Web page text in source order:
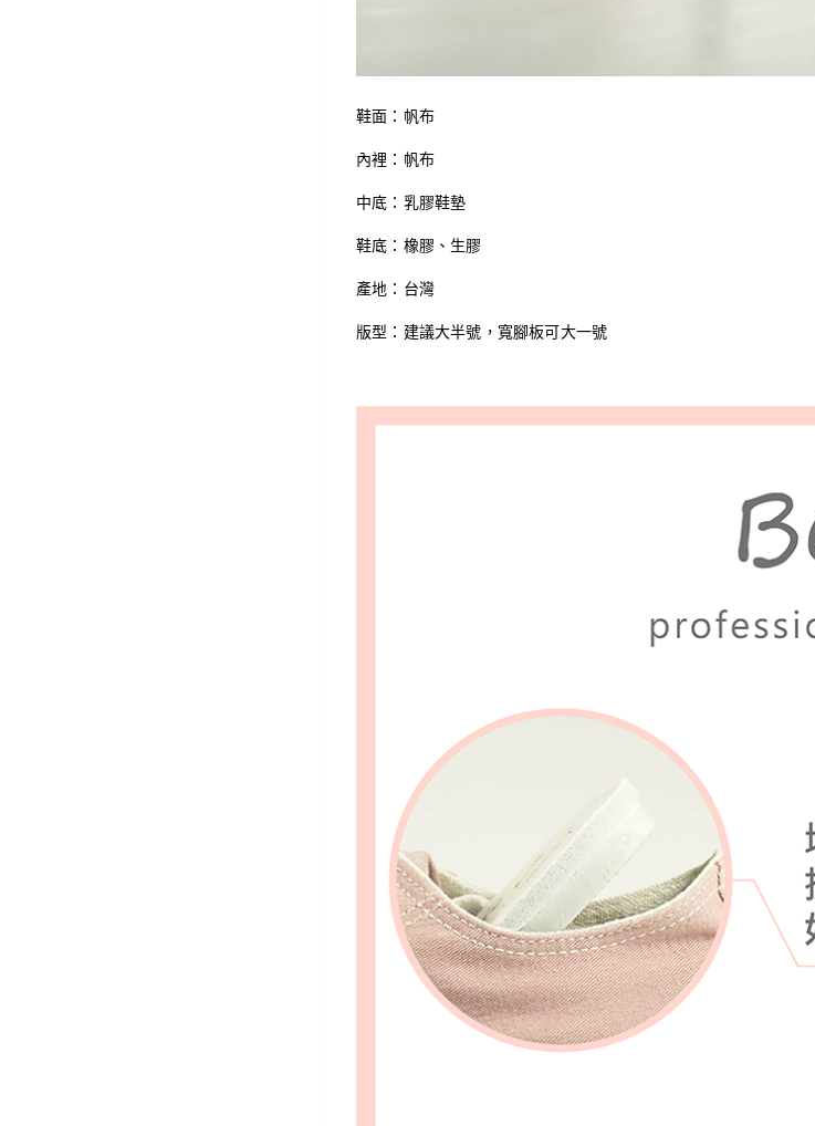
鞋面：帆布
內裡：帆布
中底：乳膠鞋墊
鞋底：橡膠、生膠
產地：台灣
版型：建議大半號，寬腳板可大一號